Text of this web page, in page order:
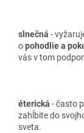
slnečná -
opohodlie a
vás v tom
éterická - často
zahĺbite do
sveta.